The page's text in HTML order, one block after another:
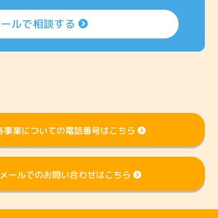
ルで相談する
事業についての電話番号はこちら
メールでのお問い合わせはこちら